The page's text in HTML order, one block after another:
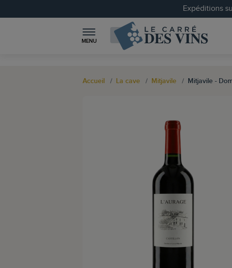
Expéditions
MENU
Accueil La cave Mitjavile Mitjavile -